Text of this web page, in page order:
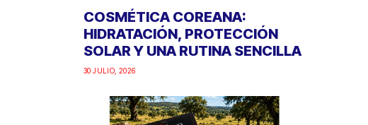
COSMÉTICA COREANA:
HIDRATACIÓN, PROTECCIÓN
SOLAR Y UNA RUTINA SENCILLA
30 JULIO, 2026